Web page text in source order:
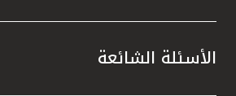
الأسئلة الشائعة